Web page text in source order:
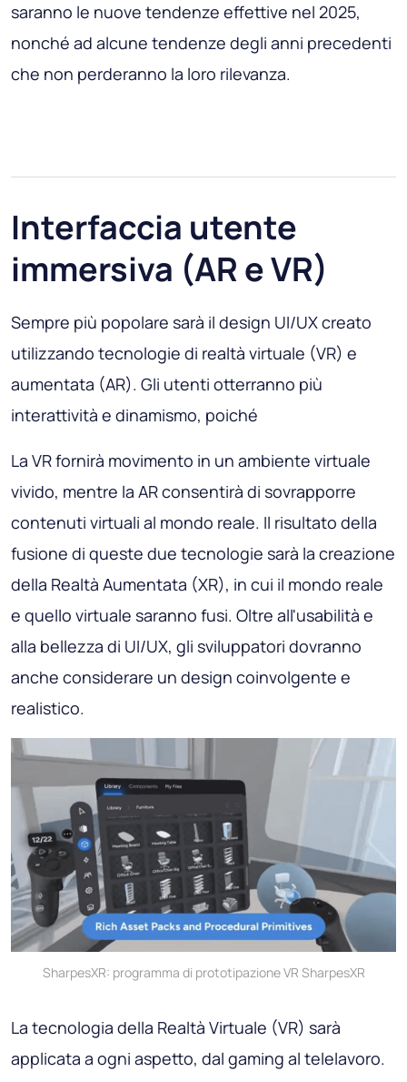
saranno le nuove tendenze effettive nel 2025,
nonché ad alcune tendenze degli anni precedenti
che non perderanno la loro rilevanza.
Interfaccia utente
immersiva (AR e VR)
Sempre più popolare sarà il design UI/UX creato
utilizzando tecnologie di realtà virtuale (VR) e
aumentata (AR). Gli utenti otterranno più
interattività e dinamismo, poiché
La VR fornirà movimento in un ambiente virtuale
vivido, mentre la AR consentirà di sovrapporre
contenuti virtuali al mondo reale. Il risultato della
fusione di queste due tecnologie sarà la creazione
della Realtà Aumentata (XR), in cui il mondo reale
e quello virtuale saranno fusi. Oltre all'usabilità e
alla bellezza di UI/UX, gli sviluppatori dovranno
anche considerare un design coinvolgente e
realistico.
SharpesXR: programma di prototipazione VR SharpesXR
La tecnologia della Realtà Virtuale (VR) sarà
applicata a ogni aspetto, dal gaming al telelavoro.